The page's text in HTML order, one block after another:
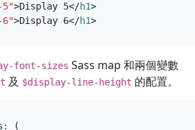
>Display 5</h1>
>Display 6</h1>
font-sizes Sass map 和兩個變數
及 $display-line-height 的配置。
:
(